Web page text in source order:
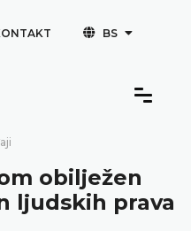
BS
obilježen
ljudskih prava